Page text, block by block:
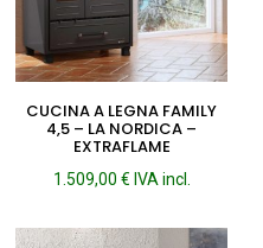
CUCINA A LEGNA FAMILY
4,5 – LA NORDICA –
EXTRAFLAME
1.509,00 € IVA incl.